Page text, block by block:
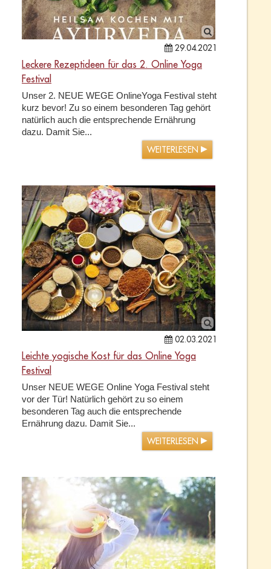
29.04.2021
Leckere Rezeptideen für das 2. Online Yoga
Festival
Unser 2. NEUE WEGE OnlineYoga Festival steht
kurz bevor! Zu so einem besonderen Tag gehört
natürlich auch die entsprechende Ernährung
dazu. Damit Sie...
WEITERLESEN
02.03.2021
Leichte yogische Kost für das Online Yoga
Festival
Unser NEUE WEGE Online Yoga Festival steht
vor der Tür! Natürlich gehört zu so einem
besonderen Tag auch die entsprechende
Ernährung dazu. Damit Sie...
WEITERLESEN